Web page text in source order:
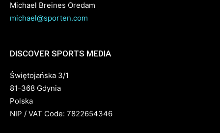
Michael Breines Oredam
michael@sporten.com
DISCOVER SPORTS MEDIA
Świętojańska 3/1
81-368 Gdynia
Polska
NIP / VAT Code: 7822654346